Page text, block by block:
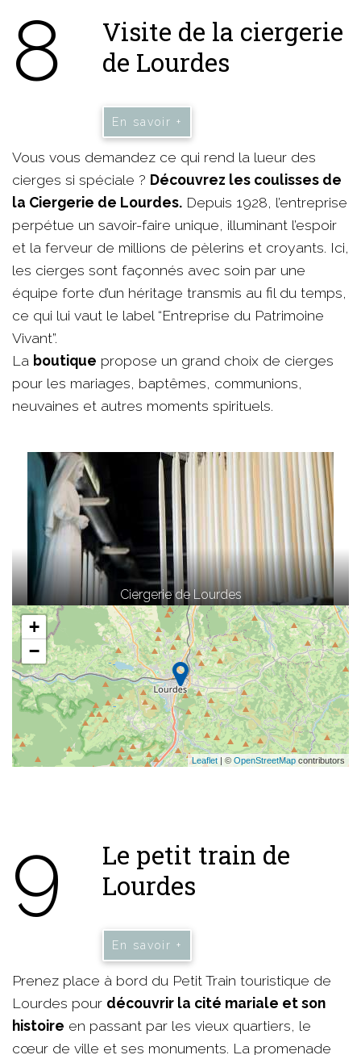
8
Visite de la ciergerie
de Lourdes
En savoir +
Vous vous demandez ce qui rend la lueur des
cierges si spéciale ? Découvrez les coulisses de
la Ciergerie de Lourdes. Depuis 1928, l’entreprise
perpétue un savoir-faire unique, illuminant l’espoir
et la ferveur de millions de pèlerins et croyants. Ici,
les cierges sont façonnés avec soin par une
équipe forte d’un héritage transmis au fil du temps,
ce qui lui vaut le label “Entreprise du Patrimoine
Vivant”.
La boutique propose un grand choix de cierges
pour les mariages, baptêmes, communions,
neuvaines et autres moments spirituels.
Ciergerie de Lourdes
+
−
Leaflet | © OpenStreetMap contributors
9
Le petit train de
Lourdes
En savoir +
Prenez place à bord du Petit Train touristique de
Lourdes pour découvrir la cité mariale et son
histoire en passant par les vieux quartiers, le
cœur de ville et ses monuments. La promenade